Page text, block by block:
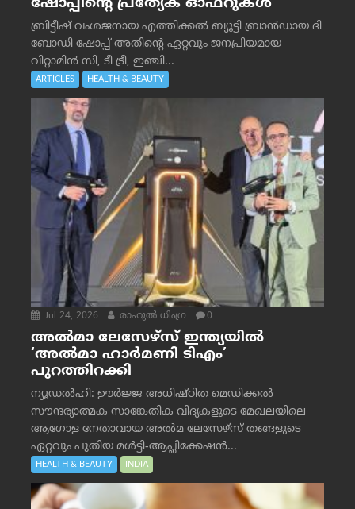
ബ്രിട്ടീഷ് വംശജനായ എത്തിക്കൽ ബ്യൂട്ടി ബ്രാൻഡായ ദി
ബോഡി ഷോപ്പ് അതിന്റെ ഏറ്റവും ജനപ്രിയമായ
വിറ്റാമിൻ സി, ടീ ട്രീ, ഇഞ്ചി...
ARTICLES HEALTH & BEAUTY
Jul 24, 2026 രാഹുല്‍ ധിംഗ്ര 0
അൽമാ ലേസേഴ്സ് ഇന്ത്യയിൽ
‘അൽമാ ഹാർമണി ടിഎം’
പുറത്തിറക്കി
ന്യൂഡൽഹി: ഊർജ്ജ അധിഷ്ഠിത മെഡിക്കൽ
സൗന്ദര്യാത്മക സാങ്കേതിക വിദ്യകളുടെ മേഖലയിലെ
ആഗോള നേതാവായ അൽമ ലേസേഴ്സ് തങ്ങളുടെ
ഏറ്റവും പുതിയ മൾട്ടി-ആപ്ലിക്കേഷൻ...
HEALTH & BEAUTY INDIA